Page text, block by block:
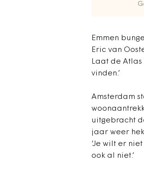
Emmen
Eric van
Laat de
vinden.’
Amsterdam
uitgebracht
jaar weer
‘Je wilt er
ook al niet.’